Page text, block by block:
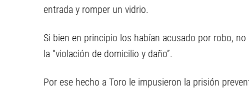
entrada y romper un vidrio.
Si bien en principio los habían acusado por robo,
la “violación de domicilio y daño”.
Por ese hecho a Toro le impusieron la prisión